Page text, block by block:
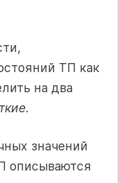
ТП как
на два
.
значений
описываются